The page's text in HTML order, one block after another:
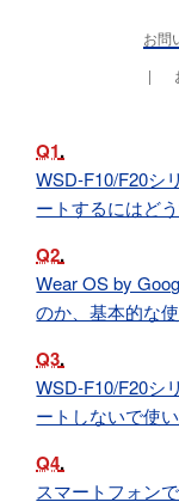
お問
Q1
WSD-F10/F20シ
ートするにはど
Q2
Wear OS by
のか、基本的な
Q3
WSD-F10/F20シ
ートしないで使
Q4
スマートフォン